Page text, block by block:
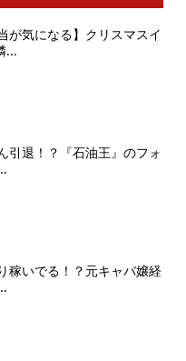
が気になる】クリスマスイ
...
引退！？『石油王』のフォ
稼いでる！？元キャバ嬢経